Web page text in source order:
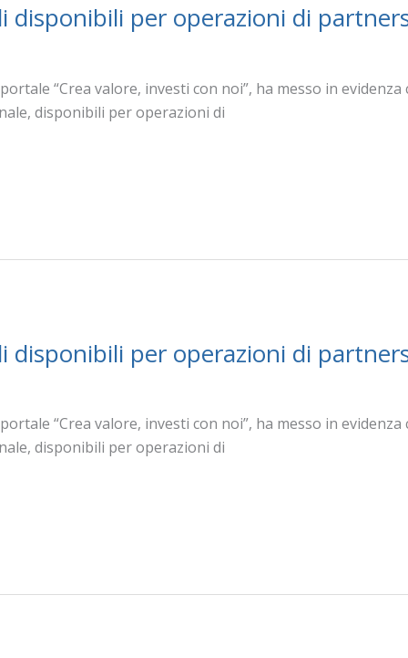
disponibili per operazioni di
“Crea valore, investi con noi”, ha messo in
disponibili per operazioni di
disponibili per operazioni di
“Crea valore, investi con noi”, ha messo in
disponibili per operazioni di